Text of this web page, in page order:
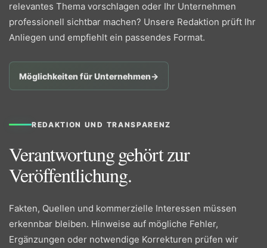
relevantes Thema vorschlagen oder Ihr Unternehmen
professionell sichtbar machen? Unsere Redaktion prüft Ihr
Anliegen und empfiehlt ein passendes Format.
Möglichkeiten für Unternehmen→
REDAKTION UND TRANSPARENZ
Verantwortung gehört zur
Veröffentlichung.
Fakten, Quellen und kommerzielle Interessen müssen
erkennbar bleiben. Hinweise auf mögliche Fehler,
Ergänzungen oder notwendige Korrekturen prüfen wir